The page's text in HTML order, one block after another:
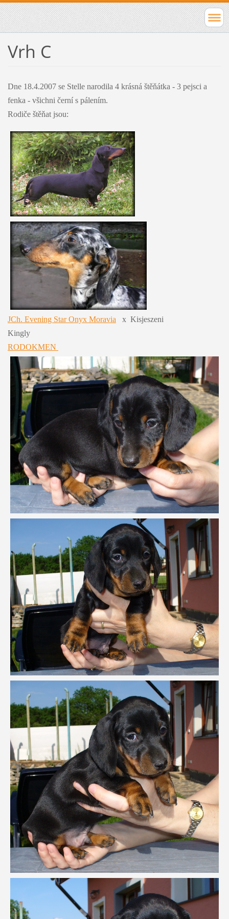
Vrh C
Dne 18.4.2007 se Stelle narodila 4 krásná štěňátka - 3 pejsci a
fenka - všichni černí s pálením.
Rodiče štěňat jsou:
JCh. Evening Star Onyx Moravia x Kisjeszeni
Kingly
RODOKMEN